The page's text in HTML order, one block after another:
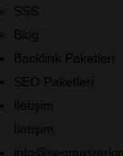
SSS
Blog
Backlink Paketleri
SEO Paketleri
İletişim
İletişim